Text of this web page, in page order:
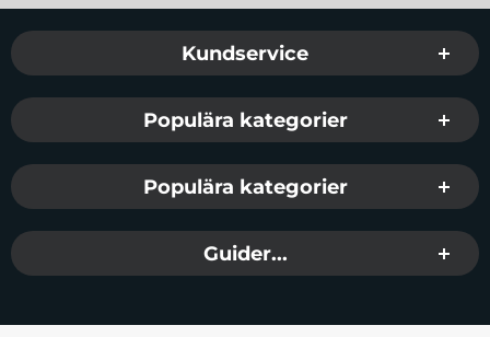
Sidfot Blandad info och länkar
Kundservice
Populära kategorier
Populära kategorier
Guider...